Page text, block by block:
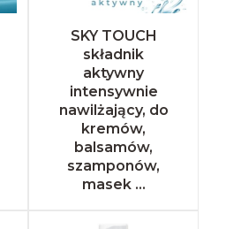
SKY TOUCH
składnik
aktywny
intensywnie
nawilżający, do
kremów,
balsamów,
szamponów,
masek ...